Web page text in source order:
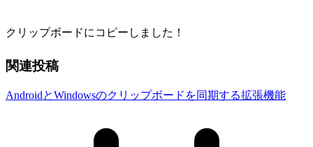
クリップボードにコピーしました！
関連投稿
AndroidとWindowsのクリップボードを同期する拡張機能